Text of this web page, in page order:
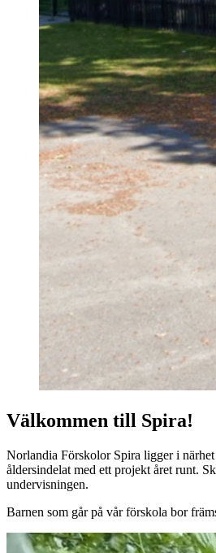
Välkommen till Spira!
Norlandia Förskolor Spira ligger i
åldersindelat med ett projekt året runt.
undervisningen.
Barnen som går på vår förskola bor